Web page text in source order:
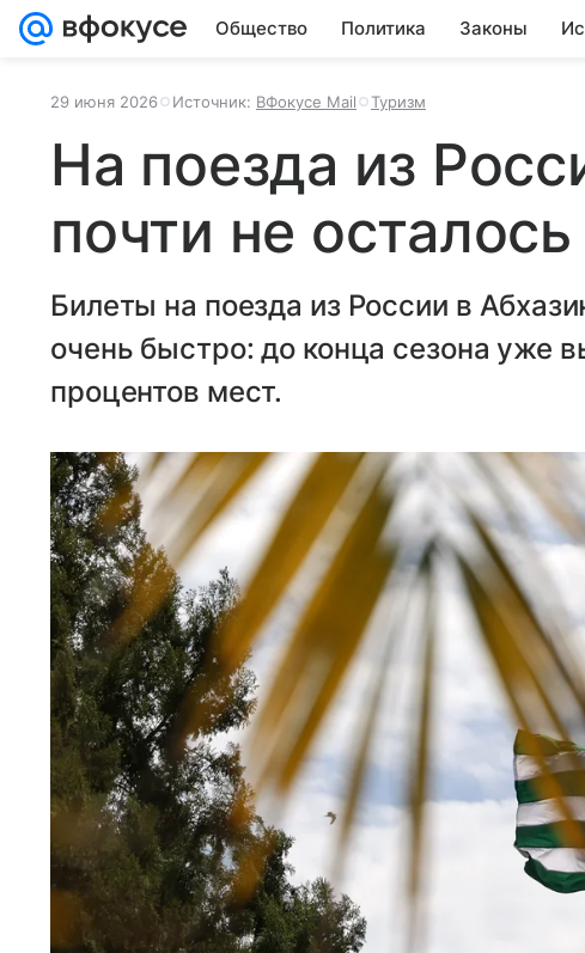
Общество Политика Законы
29 июня 2026 Источник: ВФокусе Mail Туризм
На поезда из
почти не
Билеты на поезда из России в
очень быстро: до конца сезона уже
процентов мест.